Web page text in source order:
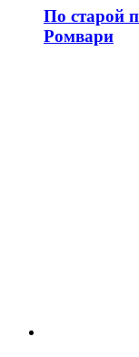
По старой
Ромвари